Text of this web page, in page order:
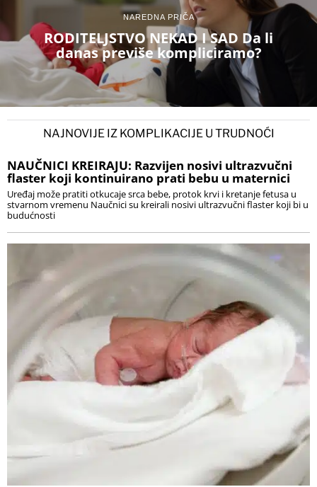
NAREDNA PRIČA
RODITELJSTVO NEKAD I SAD Da li
danas previše kompliciramo?
NAJNOVIJE IZ KOMPLIKACIJE U TRUDNOĆI
NAUČNICI KREIRAJU: Razvijen nosivi ultrazvučni
flaster koji kontinuirano prati bebu u maternici
Uređaj može pratiti otkucaje srca bebe, protok krvi i kretanje fetusa u
stvarnom vremenu Naučnici su kreirali nosivi ultrazvučni flaster koji bi u
budućnosti